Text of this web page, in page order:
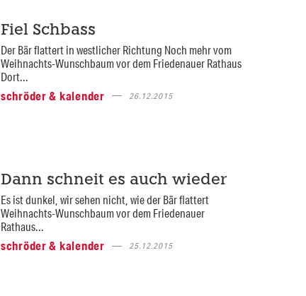
Fiel Schbass
Der Bär flattert in westlicher Richtung Noch mehr vom
Weihnachts-Wunschbaum vor dem Friedenauer Rathaus
Dort...
schröder & kalender
26.12.2015
Dann schneit es auch wieder
Es ist dunkel, wir sehen nicht, wie der Bär flattert
Weihnachts-Wunschbaum vor dem Friedenauer
Rathaus...
schröder & kalender
25.12.2015